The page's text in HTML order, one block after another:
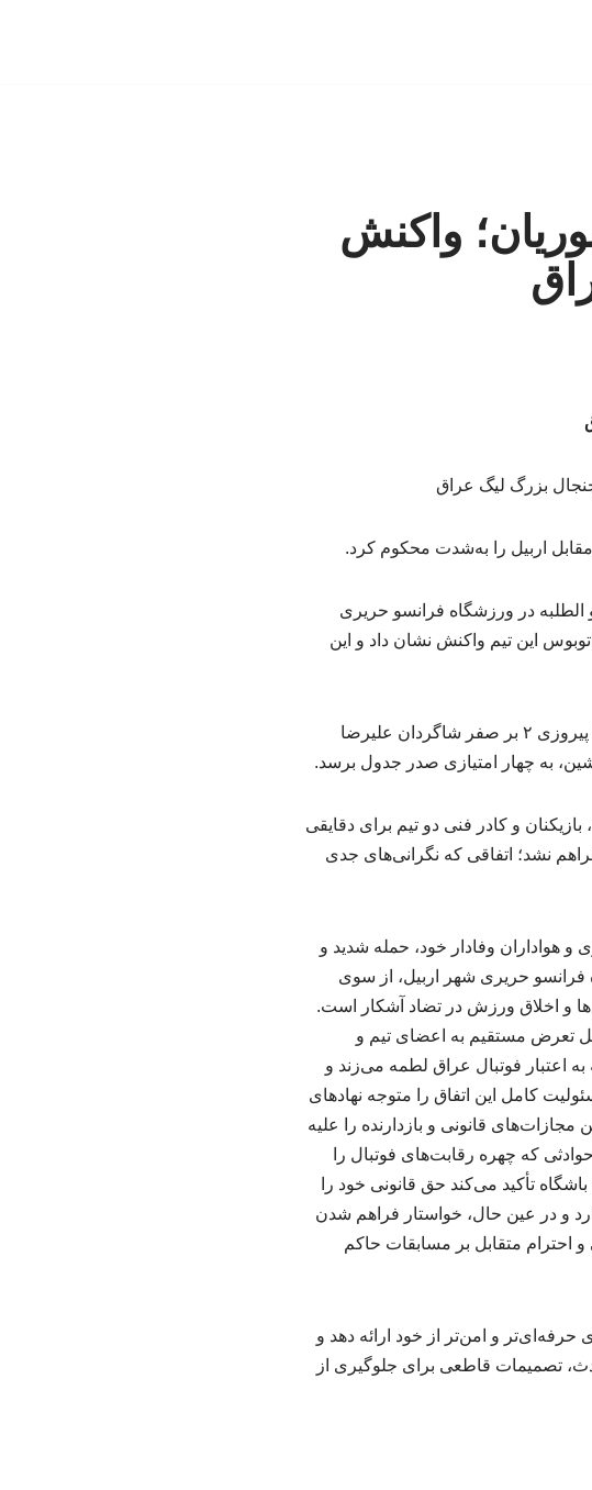
واکنش
مقابل اربیل را به‌شدت محکوم کرد.
الطلبه در ورزشگاه فرانسو حریری
این تیم واکنش نشان داد و این
به گزارش ورزش سه، ین دیدار که در چارچوب رقابت‌های لیگ عراق برگزار شد، با پیروزی ۲ بر صفر شاگردان علیرضا
به چهار امتیازی صدر جدول برسد.
و کادر فنی دو تیم برای دقایقی
نشد؛ اتفاقی که نگرانی‌های جدی
و هواداران وفادار خود، حمله شدید و
فرانسو حریری شهر اربیل، از سوی
و اخلاق ورزش در تضاد آشکار است.
تعرض مستقیم به اعضای تیم و
اعتبار فوتبال عراق لطمه می‌زند و
کامل این اتفاق را متوجه نهادهای
قانونی و بازدارنده را علیه
که چهره رقابت‌های فوتبال را
تأکید می‌کند حق قانونی خود را
و در عین حال، خواستار فراهم شدن
متقابل بر مسابقات حاکم
و امن‌تر از خود ارائه دهد و
تصمیمات قاطعی برای جلوگیری از